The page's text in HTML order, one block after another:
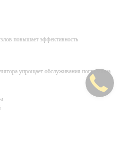
повышает эффективность
упрощает обслуживания погрузчика.